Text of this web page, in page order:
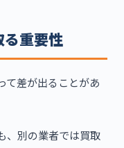
重要性
て差が出ることがあ
、別の業者では買取